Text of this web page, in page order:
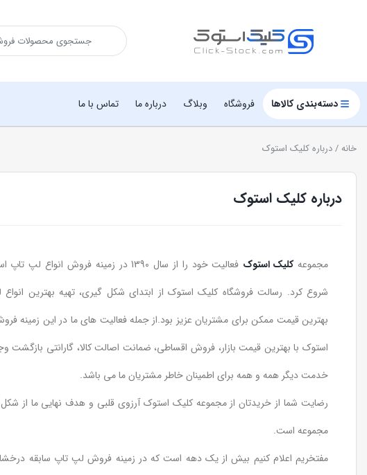
دسته‌بندی کالاها فروشگاه وبلاگ درباره ما تماس با ما
خانه/ درباره کلیک استوک
درباره کلیک استوک
مجموعهکلیک استوک
فعالیت خود را از سال 1390 در زمینه فروش انواع
شروع کرد. رسالت فروشگاه کلیک استوک از ابتدای شکل گیری، تهیه بهترین
بهترین قیمت ممکن برای مشتریان عزیز بود.از جمله فعالیت های ما در این زمینه
استوک با بهترین قیمت بازار، فروش اقساطی، ضمانت اصالت کالا، گارانتی بازگشت
خدمت دیگر همه و همه برای اطمینان خاطر مشتریان ما می باشد.
رضایت شما از خریدتان از مجموعه کلیک استوک آرزوی قلبی و هدف نهایی ما از
مجموعه است.
مفتخریم اعلام کنیم بیش از یک دهه است که در زمینه فروش لپ تاپ سابقه